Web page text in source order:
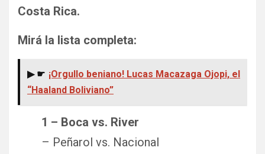
Costa Rica.
Mirá la lista completa:
▶ ☛ ¡Orgullo beniano! Lucas Macazaga Ojopi, el
“Haaland Boliviano”
1 – Boca vs. River
– Peñarol vs. Nacional